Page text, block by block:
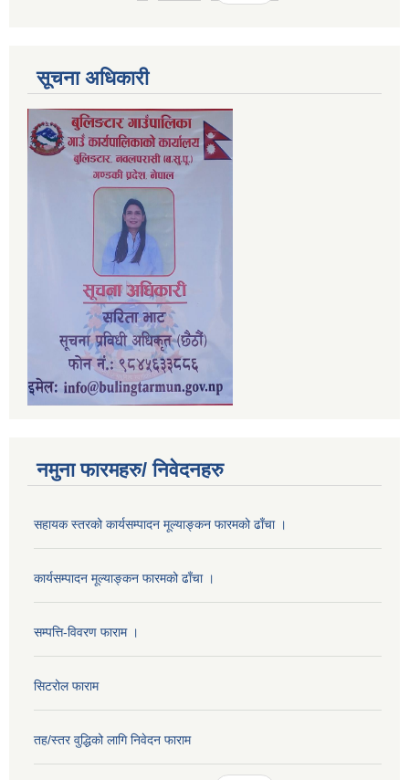
सूचना अधिकारी
नमुना फारमहरु/ निवेदनहरु
सहायक स्तरको कार्यसम्पादन मूल्याङ्कन फारमको ढाँचा ।
कार्यसम्पादन मूल्याङ्कन फारमको ढाँचा ।
सम्पत्ति-विवरण फाराम ।
सिटरोल फाराम
तह/स्तर वुद्धिको लागि निवेदन फाराम